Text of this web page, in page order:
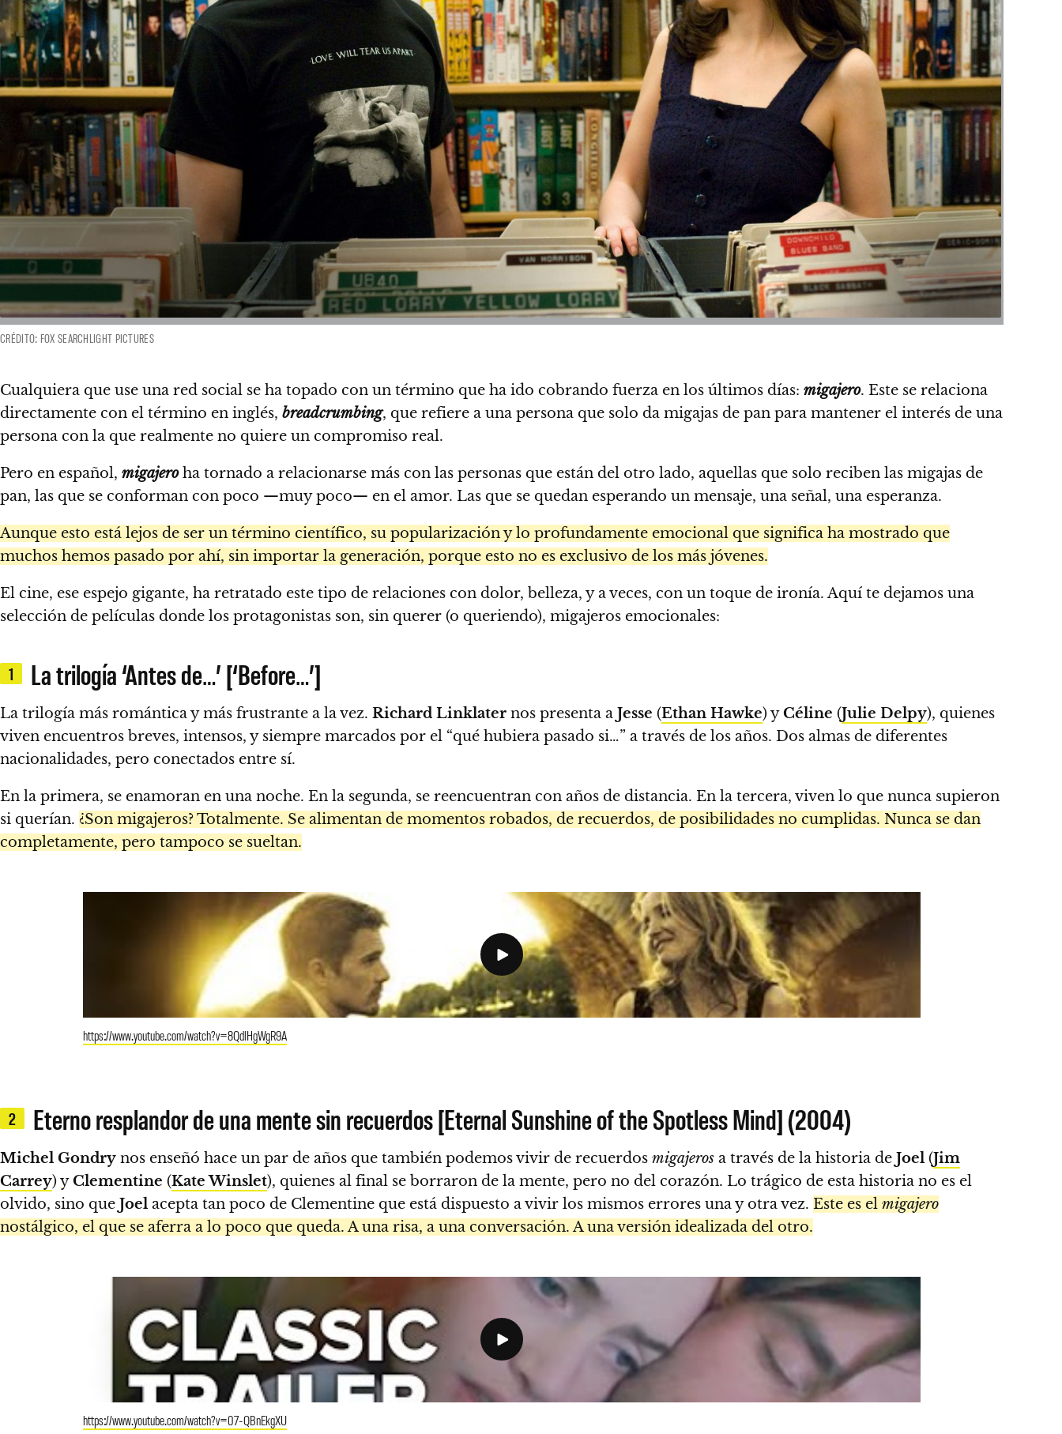
CRÉDITO: FOX SEARCHLIGHT PICTURES
Cualquiera que use una red social se ha topado con un término que ha ido cobrando fuerza en los últimos días: migajero. Este se relaciona
directamente con el término en inglés, breadcrumbing, que refiere a una persona que solo da migajas de pan para mantener el interés de una
persona con la que realmente no quiere un compromiso real.
Pero en español, migajeroha tornado a relacionarse más con las personas que están del otro lado, aquellas que solo reciben las migajas de
pan, las que se conforman con poco —muy poco— en el amor. Las que se quedan esperando un mensaje, una señal, una esperanza.
Aunque esto está lejos de ser un término científico, su popularización y lo profundamente emocional que significa ha mostrado que
muchos hemos pasado por ahí, sin importar la generación, porque esto no es exclusivo de los más jóvenes.
El cine, ese espejo gigante, ha retratado este tipo de relaciones con dolor, belleza, y a veces, con un toque de ironía. Aquí te dejamos una
selección de películas donde los protagonistas son, sin querer (o queriendo), migajeros emocionales:
1 La trilogía ‘Antes de…’ [‘Before…’]
La trilogía más romántica y más frustrante a la vez. Richard Linklater nos presenta a Jesse (Ethan Hawke) yCéline (Julie Delpy), quienes
viven encuentros breves, intensos, y siempre marcados por el “qué hubiera pasado si…” a través de los años. Dos almas de diferentes
nacionalidades, pero conectados entre sí.
En la primera, se enamoran en una noche. En la segunda, se reencuentran con años de distancia. En la tercera, viven lo que nunca supieron
si querían. ¿Son migajeros? Totalmente. Se alimentan de momentos robados, de recuerdos, de posibilidades no cumplidas. Nunca se dan
completamente, pero tampoco se sueltan.
https://www.youtube.com/watch?v=8QdlHgWgR9A
2 Eterno resplandor de una mente sin recuerdos [Eternal Sunshine of the Spotless Mind] (2004)
Michel Gondry nos enseñó hace un par de años que también podemos vivir de recuerdos migajeros a través de la historia de Joel (Jim
Carrey) yClementine (Kate Winslet), quienes al final se borraron de la mente, pero no del corazón. Lo trágico de esta historia no es el
olvido, sino que Joel acepta tan poco de Clementine que está dispuesto a vivir los mismos errores una y otra vez. Este es el migajero
nostálgico, el que se aferra a lo poco que queda. A una risa, a una conversación. A una versión idealizada del otro.
https://www.youtube.com/watch?v=07-QBnEkgXU